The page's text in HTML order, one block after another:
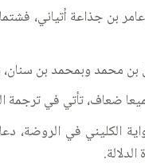
بن جذاعة أتياني،
بن محمد وبمحمد بن
ضعاف، تأتي في ترجمة
الكليني في الروضة،